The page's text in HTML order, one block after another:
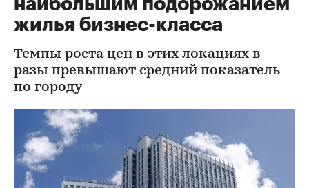
наибольшим подорожанием
жилья бизнес-класса
Темпы роста цен в этих локациях в
разы превышают средний показатель
по городу